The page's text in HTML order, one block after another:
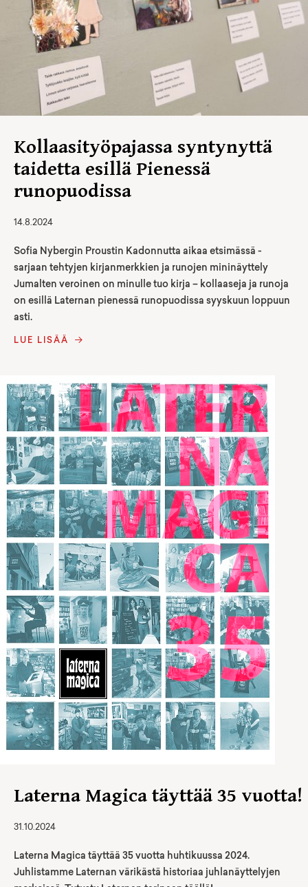
Kollaasityöpajassa syntynyttä
taidetta esillä Pienessä
runopuodissa
14.8.2024
Sofia Nybergin Proustin Kadonnutta aikaa etsimässä -
sarjaan tehtyjen kirjanmerkkien ja runojen mininäyttely
Jumalten veroinen on minulle tuo kirja – kollaaseja ja runoja
on esillä Laternan pienessä runopuodissa syyskuun loppuun
asti.
LUE LISÄÄ
Laterna Magica täyttää 35 vuotta!
31.10.2024
Laterna Magica täyttää 35 vuotta huhtikuussa 2024.
Juhlistamme Laternan värikästä historiaa juhlanäyttelyjen